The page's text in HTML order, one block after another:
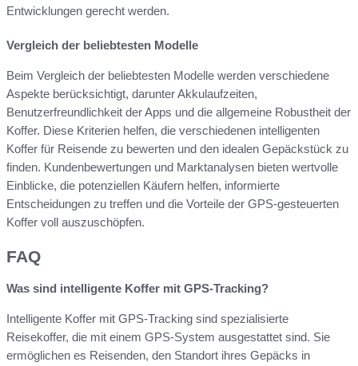
Entwicklungen gerecht werden.
Vergleich der beliebtesten Modelle
Beim Vergleich der beliebtesten Modelle werden verschiedene
Aspekte berücksichtigt, darunter Akkulaufzeiten,
Benutzerfreundlichkeit der Apps und die allgemeine Robustheit der
Koffer. Diese Kriterien helfen, die verschiedenen intelligenten
Koffer für Reisende zu bewerten und den idealen Gepäckstück zu
finden. Kundenbewertungen und Marktanalysen bieten wertvolle
Einblicke, die potenziellen Käufern helfen, informierte
Entscheidungen zu treffen und die Vorteile der GPS-gesteuerten
Koffer voll auszuschöpfen.
FAQ
Was sind intelligente Koffer mit GPS-Tracking?
Intelligente Koffer mit GPS-Tracking sind spezialisierte
Reisekoffer, die mit einem GPS-System ausgestattet sind. Sie
ermöglichen es Reisenden, den Standort ihres Gepäcks in